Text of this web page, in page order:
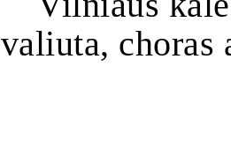
valiuta, choras